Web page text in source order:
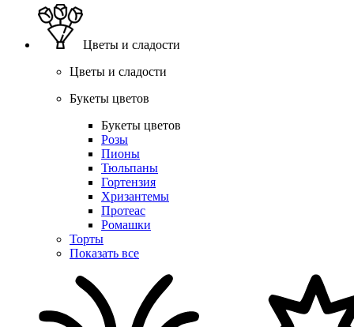
Цветы и сладости
Цветы и сладости
Букеты цветов
Букеты цветов
Розы
Пионы
Тюльпаны
Гортензия
Хризантемы
Протеас
Ромашки
Торты
Показать все